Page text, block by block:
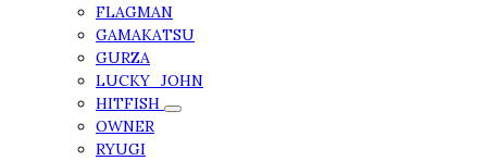
FLAGMAN
GAMAKATSU
GURZA
LUCKY_JOHN
HITFISH
OWNER
RYUGI